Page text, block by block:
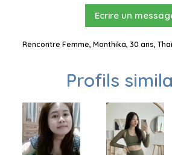
Ecrire un
Rencontre Femme, Monthika, 30 ans,
Profils